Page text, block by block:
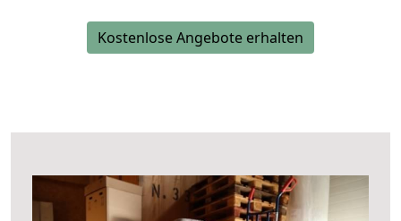
Kostenlose Angebote erhalten